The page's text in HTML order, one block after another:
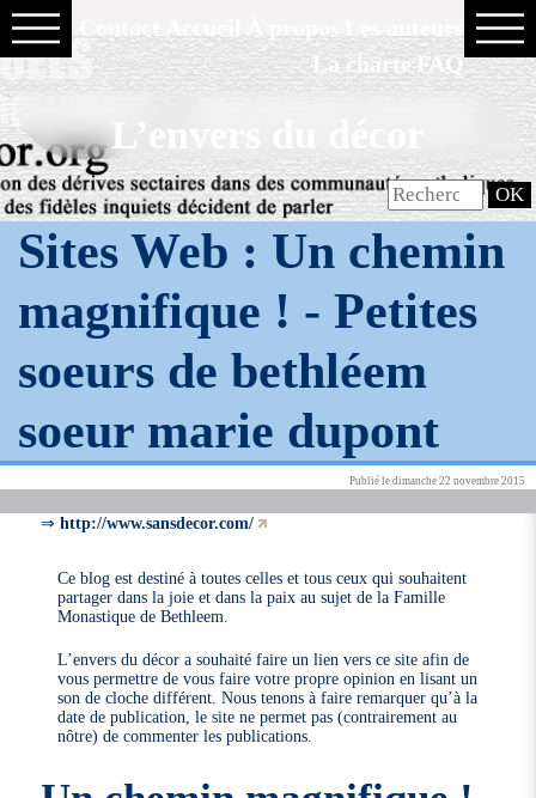
La charte FAQ
L’envers du décor
Sites Web : Un chemin
magnifique ! -Petites
soeurs de bethléem
soeur marie dupont
Publié le dimanche 22 novembre 2015
⇒http://www.sansdecor.com/
Ce blog est destiné à toutes celles et tous ceux qui souhaitent
partager dans la joie et dans la paix au sujet de la Famille
Monastique de Bethleem.
L’envers du décor a souhaité faire un lien vers ce site afin de
vous permettre de vous faire votre propre opinion en lisant un
son de cloche différent. Nous tenons à faire remarquer qu’à la
date de publication, le site ne permet pas (contrairement au
nôtre) de commenter les publications.